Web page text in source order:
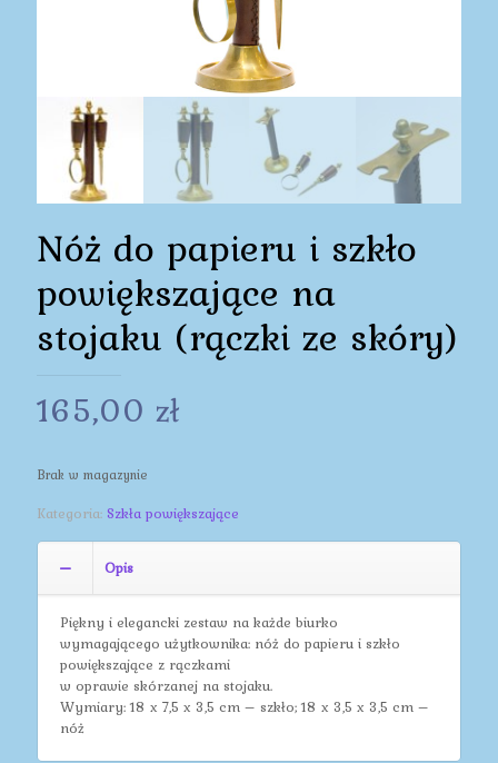
Nóż do papieru i szkło
powiększające na
stojaku (rączki ze skóry)
165,00 zł
Brak w magazynie
Kategoria: Szkła powiększające
Opis
Piękny i elegancki zestaw na każde biurko
wymagającego użytkownika: nóż do papieru i szkło
powiększające z rączkami
w oprawie skórzanej na stojaku.
Wymiary: 18 x 7,5 x 3,5 cm – szkło; 18 x 3,5 x 3,5 cm –
nóż